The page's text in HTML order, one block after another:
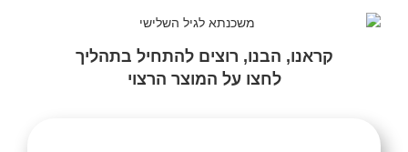
קראנו, הבנו, רוצים להתחיל בתהליך
לחצו על המוצר הרצוי